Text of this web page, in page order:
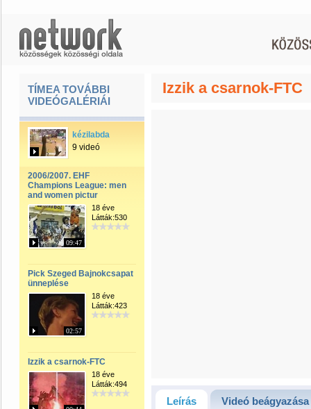
TÍMEA TOVÁBBI
VIDEÓGALÉRIÁI
kézilabda
9 videó
2006/2007. EHF
Champions League: men
and women pictur
09:47
18 éve
Látták:530
Pick Szeged Bajnokcsapat
ünneplése
02:57
18 éve
Látták:423
Izzik a csarnok-FTC
18 éve
Látták:494
Izzik a csarnok-FTC
Leírás Videó beágyazása